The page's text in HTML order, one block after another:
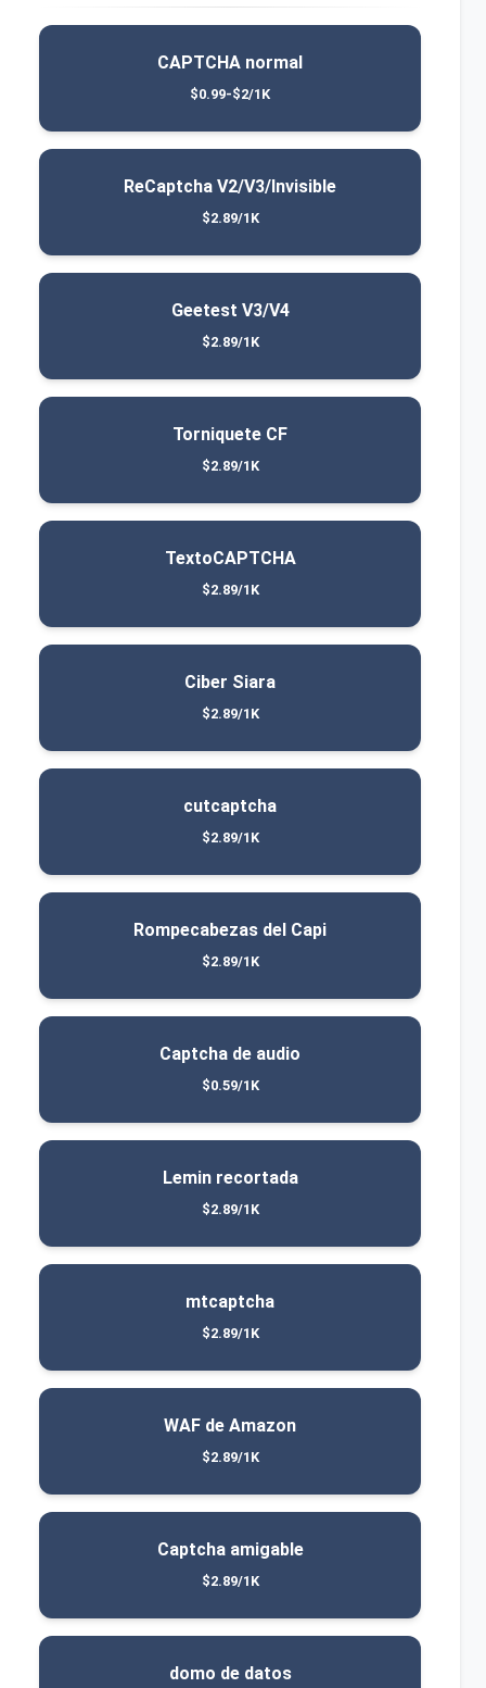
CAPTCHA normal
$0.99-$2/1K
ReCaptcha V2/V3/Invisible
$2.89/1K
Geetest V3/V4
$2.89/1K
Torniquete CF
$2.89/1K
TextoCAPTCHA
$2.89/1K
Ciber Siara
$2.89/1K
cutcaptcha
$2.89/1K
Rompecabezas del Capi
$2.89/1K
Captcha de audio
$0.59/1K
Lemin recortada
$2.89/1K
mtcaptcha
$2.89/1K
WAF de Amazon
$2.89/1K
Captcha amigable
$2.89/1K
domo de datos